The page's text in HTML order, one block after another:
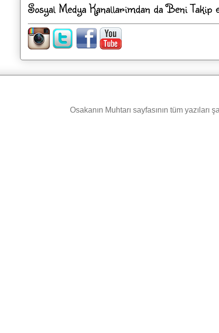
Sosyal Medya Kanallarimdan da Beni Takip
Osakanın Muhtarı sayfasının tüm yazıları